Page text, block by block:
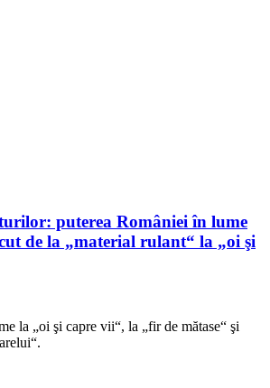
puterea României în lume
de la „material rulant“ la „oi şi
la „oi şi capre vii“, la „fir de mătase“ şi